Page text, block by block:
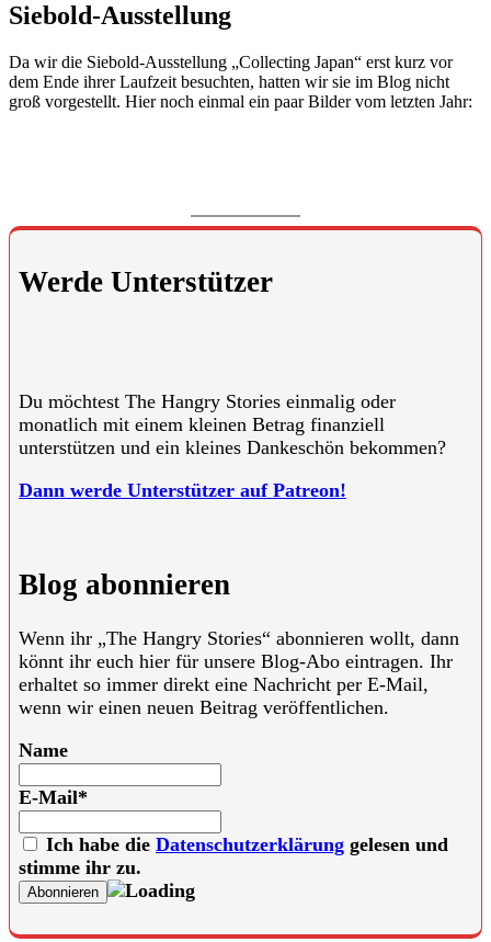
Siebold-Ausstellung
Da wir die Siebold-Ausstellung „Collecting Japan“ erst kurz vor
dem Ende ihrer Laufzeit besuchten, hatten wir sie im Blog nicht
groß vorgestellt. Hier noch einmal ein paar Bilder vom letzten Jahr:
Werde Unterstützer
Du möchtest The Hangry Stories einmalig oder
monatlich mit einem kleinen Betrag finanziell
unterstützen und ein kleines Dankeschön bekommen?
Dann werde Unterstützer auf Patreon!
Blog abonnieren
Wenn ihr „The Hangry Stories“ abonnieren wollt, dann
könnt ihr euch hier für unsere Blog-Abo eintragen. Ihr
erhaltet so immer direkt eine Nachricht per E-Mail,
wenn wir einen neuen Beitrag veröffentlichen.
Name
E-Mail*
Ich habe die Datenschutzerklärung gelesen und
stimme ihr zu.